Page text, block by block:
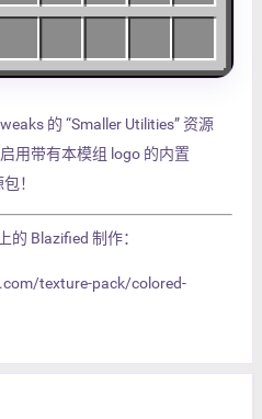
的 “Smaller Utilities” 资源
用带有本模组 logo 的内置
！
的 Blazified 制作：
texture-pack/colored-